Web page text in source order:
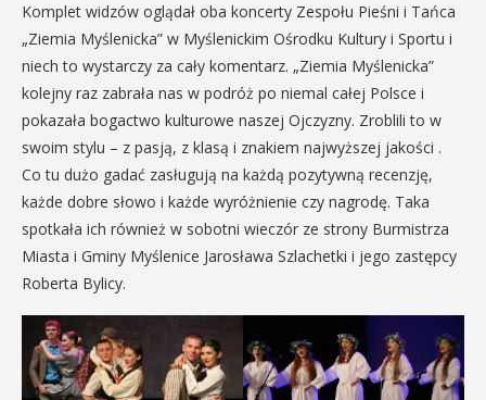
Komplet widzów oglądał oba koncerty Zespołu Pieśni i Tańca
„Ziemia Myślenicka” w Myślenickim Ośrodku Kultury i Sportu i
niech to wystarczy za cały komentarz. „Ziemia Myślenicka”
kolejny raz zabrała nas w podróż po niemal całej Polsce i
pokazała bogactwo kulturowe naszej Ojczyzny. Zroblili to w
swoim stylu – z pasją, z klasą i znakiem najwyższej jakości .
Co tu dużo gadać zasługują na każdą pozytywną recenzję,
każde dobre słowo i każde wyróżnienie czy nagrodę. Taka
spotkała ich również w sobotni wieczór ze strony Burmistrza
Miasta i Gminy Myślenice Jarosława Szlachetki i jego zastępcy
Roberta Bylicy.